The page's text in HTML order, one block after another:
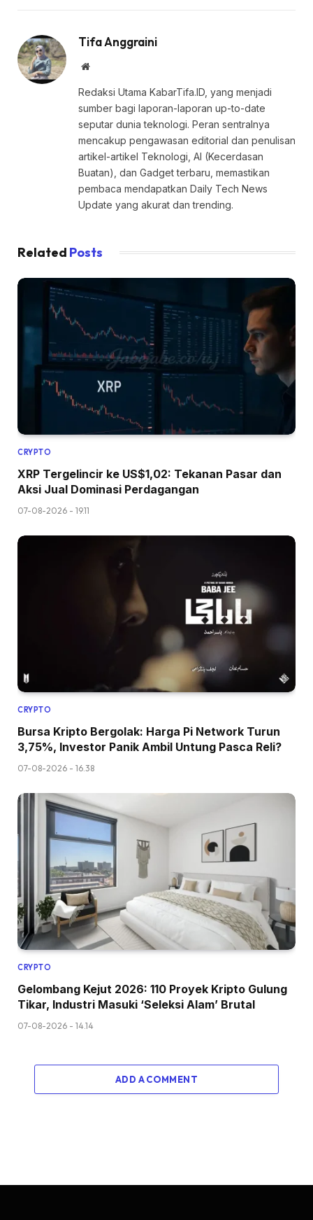
Tifa Anggraini
Website
Redaksi Utama KabarTifa.ID, yang menjadi
sumber bagi laporan-laporan up-to-date
seputar dunia teknologi. Peran sentralnya
mencakup pengawasan editorial dan penulisan
artikel-artikel Teknologi, AI (Kecerdasan
Buatan), dan Gadget terbaru, memastikan
pembaca mendapatkan Daily Tech News
Update yang akurat dan trending.
Related Posts
CRYPTO
XRP Tergelincir ke US$1,02: Tekanan Pasar dan
Aksi Jual Dominasi Perdagangan
07-08-2026 - 19.11
CRYPTO
Bursa Kripto Bergolak: Harga Pi Network Turun
3,75%, Investor Panik Ambil Untung Pasca Reli?
07-08-2026 - 16.38
CRYPTO
Gelombang Kejut 2026: 110 Proyek Kripto Gulung
Tikar, Industri Masuki ‘Seleksi Alam’ Brutal
07-08-2026 - 14.14
ADD A COMMENT